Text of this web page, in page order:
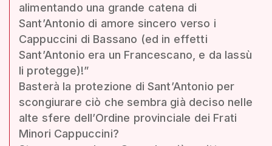
alimentando una grande catena di
Sant’Antonio di amore sincero verso i
Cappuccini di Bassano (ed in effetti
Sant’Antonio era un Francescano, e da lassù
li protegge)!”
Basterà la protezione di Sant’Antonio per
scongiurare ciò che sembra già deciso nelle
alte sfere dell’Ordine provinciale dei Frati
Minori Cappuccini?